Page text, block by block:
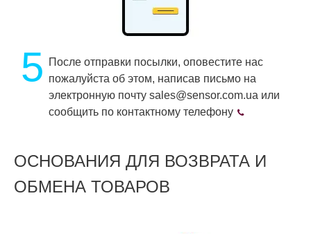
5
После отправки посылки, оповестите нас
пожалуйста об этом, написав письмо на
электронную почту sales@sensor.com.ua или
сообщить по контактному телефону
ОСНОВАНИЯ ДЛЯ ВОЗВРАТА И
ОБМЕНА ТОВАРОВ